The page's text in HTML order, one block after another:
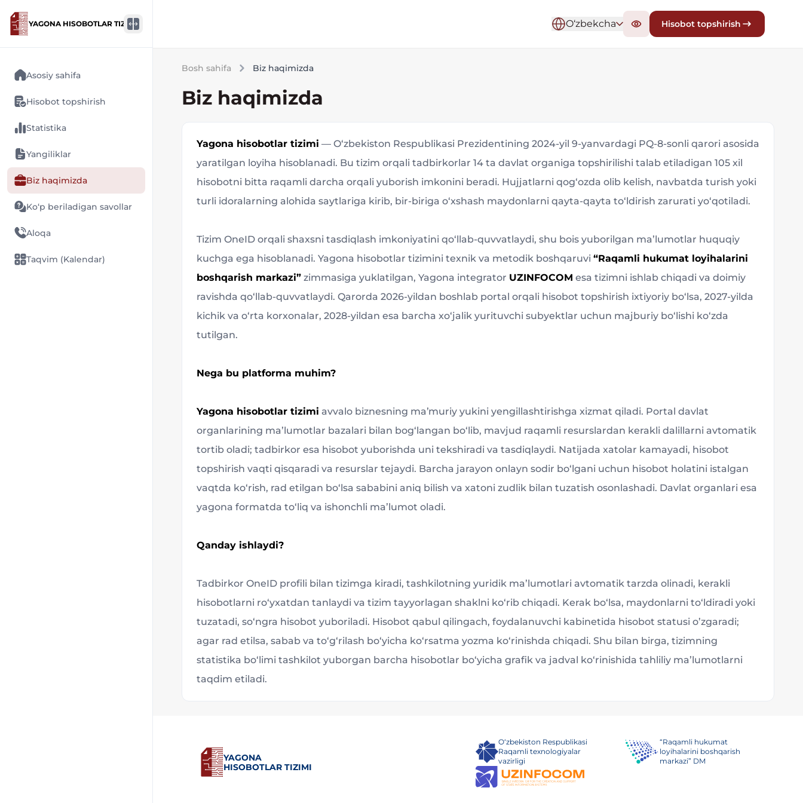
YAGONA HISOBOTLAR TIZIMI
Asosiy sahifa
Hisobot topshirish
Statistika
Yangiliklar
Biz haqimizda
Ko‘p beriladigan savollar
Aloqa
Taqvim (Kalendar)
O‘zbekcha Hisobot topshirish
Bosh sahifa Biz haqimizda
Biz haqimizda
Yagona hisobotlar tizimi — O‘zbekiston Respublikasi Prezidentining 2024-yil 9-yanvardagi PQ-8-sonli qarori asosida
yaratilgan loyiha hisoblanadi. Bu tizim orqali tadbirkorlar 14 ta davlat organiga topshirilishi talab etiladigan 105 xil
hisobotni bitta raqamli darcha orqali yuborish imkonini beradi. Hujjatlarni qog‘ozda olib kelish, navbatda turish yoki
turli idoralarning alohida saytlariga kirib, bir-biriga o‘xshash maydonlarni qayta-qayta to‘ldirish zarurati yo‘qotiladi.
Tizim OneID orqali shaxsni tasdiqlash imkoniyatini qo‘llab-quvvatlaydi, shu bois yuborilgan maʼlumotlar huquqiy
kuchga ega hisoblanadi. Yagona hisobotlar tizimini texnik va metodik boshqaruvi “Raqamli hukumat loyihalarini
boshqarish markazi” zimmasiga yuklatilgan, Yagona integrator UZINFOCOM esa tizimni ishlab chiqadi va doimiy
ravishda qo‘llab-quvvatlaydi. Qarorda 2026-yildan boshlab portal orqali hisobot topshirish ixtiyoriy bo‘lsa, 2027-yilda
kichik va o‘rta korxonalar, 2028-yildan esa barcha xo‘jalik yurituvchi subyektlar uchun majburiy bo‘lishi ko‘zda
tutilgan.
Nega bu platforma muhim?
Yagona hisobotlar tizimi avvalo biznesning maʼmuriy yukini yengillashtirishga xizmat qiladi. Portal davlat
organlarining maʼlumotlar bazalari bilan bog‘langan bo‘lib, mavjud raqamli resurslardan kerakli dalillarni avtomatik
tortib oladi; tadbirkor esa hisobot yuborishda uni tekshiradi va tasdiqlaydi. Natijada xatolar kamayadi, hisobot
topshirish vaqti qisqaradi va resurslar tejaydi. Barcha jarayon onlayn sodir bo‘lgani uchun hisobot holatini istalgan
vaqtda ko‘rish, rad etilgan bo‘lsa sababini aniq bilish va xatoni zudlik bilan tuzatish osonlashadi. Davlat organlari esa
yagona formatda to‘liq va ishonchli maʼlumot oladi.
Qanday ishlaydi?
Tadbirkor OneID profili bilan tizimga kiradi, tashkilotning yuridik maʼlumotlari avtomatik tarzda olinadi, kerakli
hisobotlarni ro‘yxatdan tanlaydi va tizim tayyorlagan shaklni ko‘rib chiqadi. Kerak bo‘lsa, maydonlarni to‘ldiradi yoki
tuzatadi, so‘ngra hisobot yuboriladi. Hisobot qabul qilingach, foydalanuvchi kabinetida hisobot statusi o’zgaradi;
agar rad etilsa, sabab va to‘g‘rilash bo‘yicha ko‘rsatma yozma ko‘rinishda chiqadi. Shu bilan birga, tizimning
statistika bo‘limi tashkilot yuborgan barcha hisobotlar bo‘yicha grafik va jadval ko‘rinishida tahliliy maʼlumotlarni
taqdim etiladi.
YAGONA
HISOBOTLAR TIZIMI
O‘zbekiston Respublikasi
Raqamli texnologiyalar
vazirligi
“Raqamli hukumat
loyihalarini boshqarish
markazi” DM